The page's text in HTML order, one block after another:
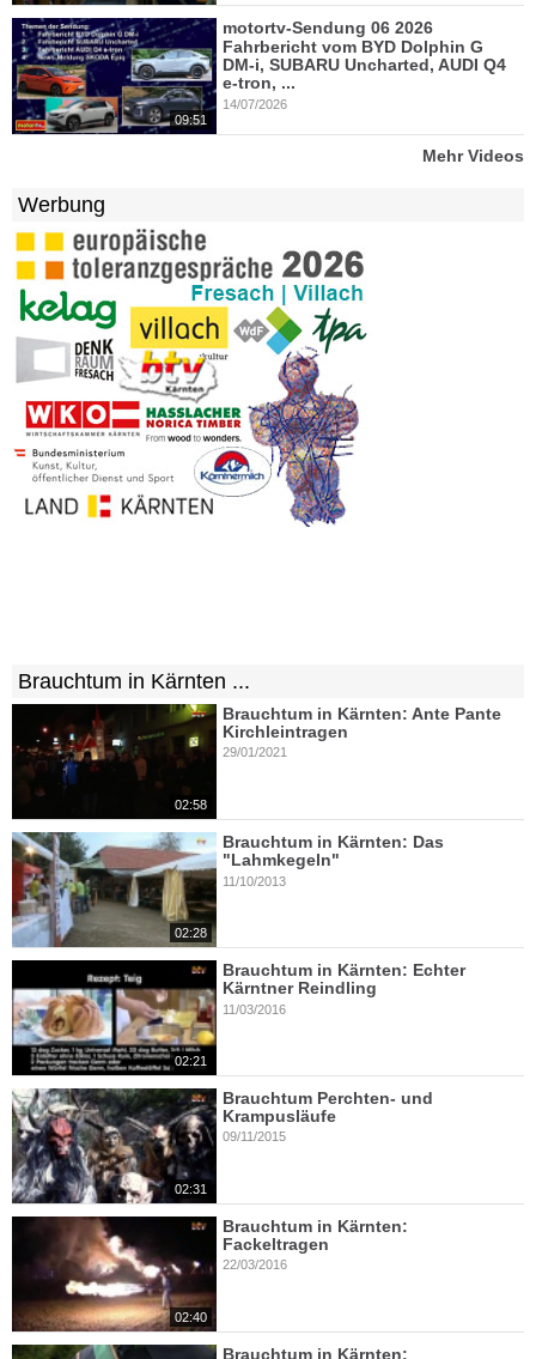
09:51
motortv-Sendung 06 2026
Fahrbericht vom BYD Dolphin G
DM-i, SUBARU Uncharted, AUDI Q4
e-tron, ...
14/07/2026
Mehr Videos
Werbung
Brauchtum in Kärnten ...
02:58
Brauchtum in Kärnten: Ante Pante
Kirchleintragen
29/01/2021
02:28
Brauchtum in Kärnten: Das
"Lahmkegeln"
11/10/2013
02:21
Brauchtum in Kärnten: Echter
Kärntner Reindling
11/03/2016
02:31
Brauchtum Perchten- und
Krampusläufe
09/11/2015
02:40
Brauchtum in Kärnten:
Fackeltragen
22/03/2016
Brauchtum in Kärnten: